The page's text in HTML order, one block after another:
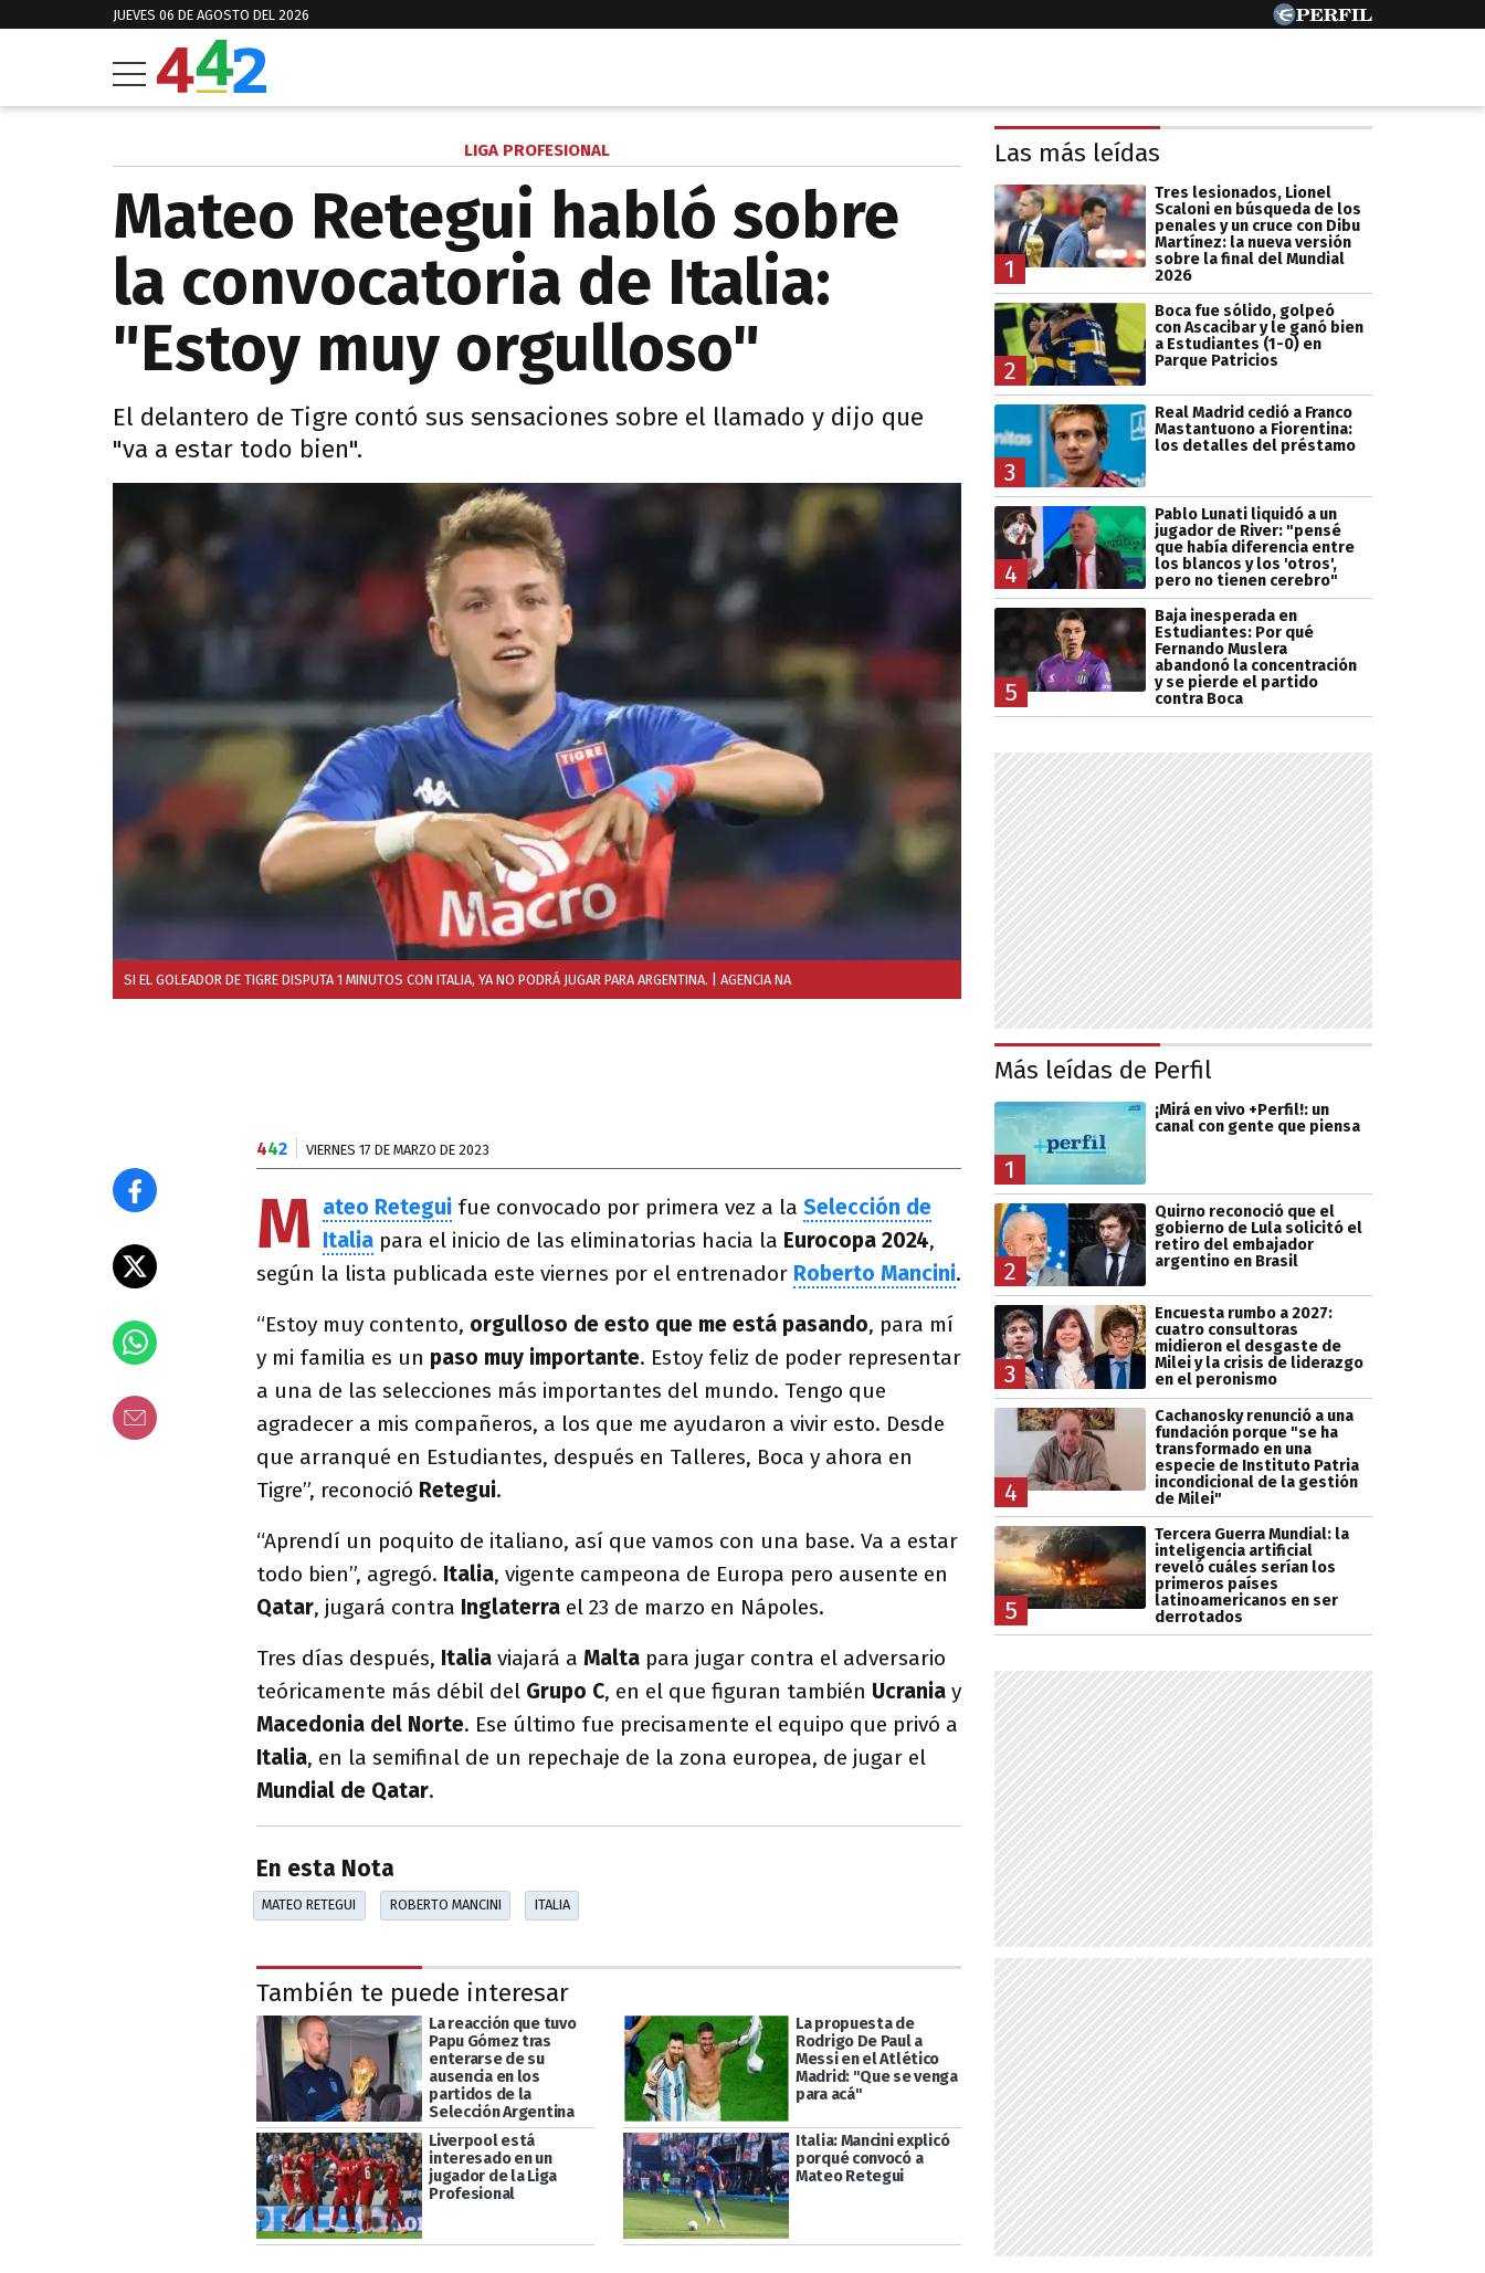
JUEVES 06 DE AGOSTO DEL 2026
LIGA PROFESIONAL
Mateo Retegui habló sobre
la convocatoria de Italia:
"Estoy muy orgulloso"
El delantero de Tigre contó sus sensaciones sobre el llamado y dijo que
"va a estar todo bien".
SI EL GOLEADOR DE TIGRE DISPUTA 1 MINUTOS CON ITALIA, YA NO PODRÁ JUGAR PARA ARGENTINA. | AGENCIA NA
442 VIERNES 17 DE MARZO DE 2023
M ateo Retegui fue convocado por primera vez a la Selección de
Italia para el inicio de las eliminatorias hacia la Eurocopa 2024,
según la lista publicada este viernes por el entrenador Roberto Mancini.
“Estoy muy contento, orgulloso de esto que me está pasando, para mí
y mi familia es un paso muy importante. Estoy feliz de poder representar
a una de las selecciones más importantes del mundo. Tengo que
agradecer a mis compañeros, a los que me ayudaron a vivir esto. Desde
que arranqué en Estudiantes, después en Talleres, Boca y ahora en
Tigre”, reconoció Retegui.
“Aprendí un poquito de italiano, así que vamos con una base. Va a estar
todo bien”, agregó. Italia, vigente campeona de Europa pero ausente en
Qatar, jugará contra Inglaterra el 23 de marzo en Nápoles.
Tres días después, Italia viajará a Malta para jugar contra el adversario
teóricamente más débil del Grupo C, en el que figuran también Ucrania y
Macedonia del Norte. Ese último fue precisamente el equipo que privó a
Italia, en la semifinal de un repechaje de la zona europea, de jugar el
Mundial de Qatar.
En esta Nota
MATEO RETEGUI ROBERTO MANCINI ITALIA
También te puede interesar
La reacción que tuvo
Papu Gómez tras
enterarse de su
ausencia en los
partidos de la
Selección Argentina
La propuesta de
Rodrigo De Paul a
Messi en el Atlético
Madrid: "Que se venga
para acá"
Liverpool está
interesado en un
jugador de la Liga
Profesional
Italia: Mancini explicó
porqué convocó a
Mateo Retegui
Las más leídas
1
Tres lesionados, Lionel
Scaloni en búsqueda de los
penales y un cruce con Dibu
Martínez: la nueva versión
sobre la final del Mundial
2026
2
Boca fue sólido, golpeó
con Ascacibar y le ganó bien
a Estudiantes (1-0) en
Parque Patricios
3
Real Madrid cedió a Franco
Mastantuono a Fiorentina:
los detalles del préstamo
4
Pablo Lunati liquidó a un
jugador de River: "pensé
que había diferencia entre
los blancos y los 'otros',
pero no tienen cerebro"
5
Baja inesperada en
Estudiantes: Por qué
Fernando Muslera
abandonó la concentración
y se pierde el partido
contra Boca
Más leídas de Perfil
1
¡Mirá en vivo +Perfil!: un
canal con gente que piensa
2
Quirno reconoció que el
gobierno de Lula solicitó el
retiro del embajador
argentino en Brasil
3
Encuesta rumbo a 2027:
cuatro consultoras
midieron el desgaste de
Milei y la crisis de liderazgo
en el peronismo
4
Cachanosky renunció a una
fundación porque "se ha
transformado en una
especie de Instituto Patria
incondicional de la gestión
de Milei"
5
Tercera Guerra Mundial: la
inteligencia artificial
reveló cuáles serían los
primeros países
latinoamericanos en ser
derrotados